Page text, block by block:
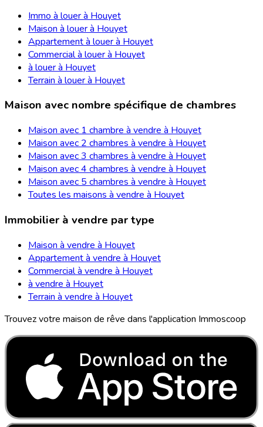
Immo à louer à Houyet
Maison à louer à Houyet
Appartement à louer à Houyet
Commercial à louer à Houyet
à louer à Houyet
Terrain à louer à Houyet
Maison avec nombre spécifique de chambres
Maison avec 1 chambre à vendre à Houyet
Maison avec 2 chambres à vendre à Houyet
Maison avec 3 chambres à vendre à Houyet
Maison avec 4 chambres à vendre à Houyet
Maison avec 5 chambres à vendre à Houyet
Toutes les maisons à vendre à Houyet
Immobilier à vendre par type
Maison à vendre à Houyet
Appartement à vendre à Houyet
Commercial à vendre à Houyet
à vendre à Houyet
Terrain à vendre à Houyet
Trouvez votre maison de rêve dans l'application Immoscoop